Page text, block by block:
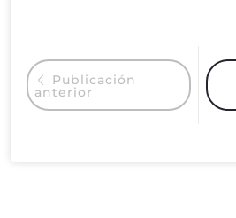
Publicación
anterior